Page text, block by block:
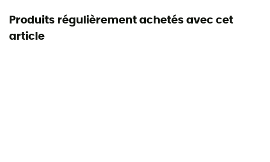
Produits régulièrement achetés avec cet
article